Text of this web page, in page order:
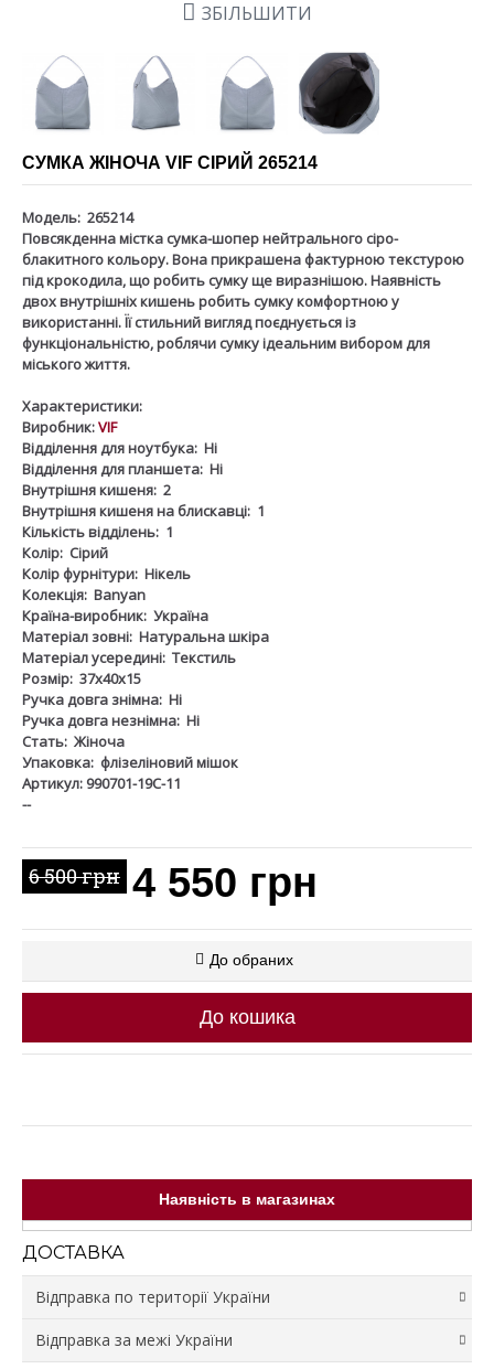
ЗБІЛЬШИТИ
СУМКА ЖІНОЧА VIF СІРИЙ 265214
Модель: 265214
Повсякденна містка сумка-шопер нейтрального сіро-
блакитного кольору. Вона прикрашена фактурною текстурою
під крокодила, що робить сумку ще виразнішою. Наявність
двох внутрішніх кишень робить сумку комфортною у
використанні. Її стильний вигляд поєднується із
функціональністю, роблячи сумку ідеальним вибором для
міського життя.
Характеристики:
Виробник:VIF
Відділення для ноутбука: Ні
Відділення для планшета: Ні
Внутрішня кишеня: 2
Внутрішня кишеня на блискавці: 1
Кількість відділень: 1
Колір: Сірий
Колір фурнітури: Нікель
Колекція: Banyan
Країна-виробник: Україна
Матеріал зовні: Натуральна шкіра
Матеріал усередині: Текстиль
Розмір: 37х40х15
Ручка довга знімна: Ні
Ручка довга незнімна: Ні
Стать: Жіноча
Упаковка: флізеліновий мішок
Артикул: 990701-19С-11
--
6 500 грн 4 550 грн
До обраних
До кошика
Наявність в магазинах
ДОСТАВКА
Відправка по території України
Відправка зі складу відбувається протягом 3 робочих
Відправка за межі України